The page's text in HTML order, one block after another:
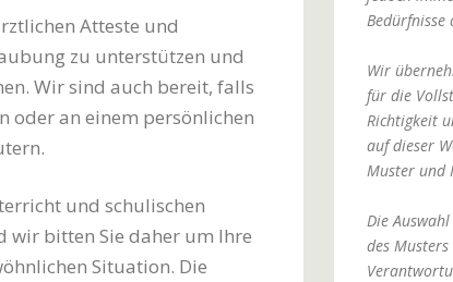
Atteste und
zu unterstützen und
Wir sind auch bereit, falls
oder an einem persönlichen
und schulischen
wir bitten Sie daher um Ihre
Situation. Die
Bedürfnisse
Wir
für die
Richtigkeit
auf dieser
Muster und
Die
des